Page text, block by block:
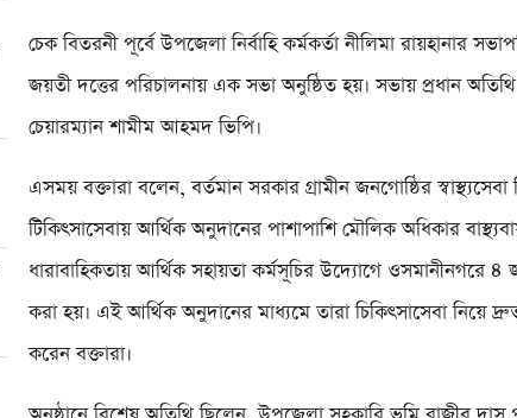
চেক বিতরনী পূর্বে উপজেলা নির্বাহি কর্মকর্তা নীলিমা রায়হানার
জয়তী দত্তের পরিচালনায় এক সভা অনুষ্ঠিত হয়। সভায় প্রধান
চেয়ারম্যান শামীম আহমদ ভিপি।
এসময় বক্তারা বলেন, বর্তমান সরকার গ্রামীন জনগোষ্ঠির
টিকিৎসাসেবায় আর্থিক অনুদানের পাশাপাশি মৌলিক অধিকার
ধারাবাহিকতায় আর্থিক সহায়তা কর্মসূচির উদ্যোগে ওসমানীনগরে
করা হয়। এই আর্থিক অনুদানের মাধ্যমে তারা চিকিৎসাসেবা নিয়ে
করেন বক্তারা।